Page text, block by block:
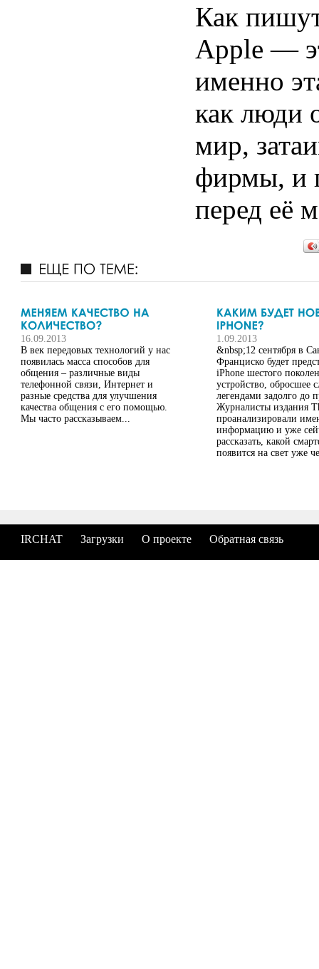
Как
Apple —
именно
как люди
мир,
фирмы, и
перед её
16.09.2013
В век передовых технологий у нас
появилась масса способов для
общения – различные виды
телефонной связи, Интернет и
разные средства для улучшения
качества общения с его помощью.
Мы часто рассказываем...
1.09.2013
&nbsp;12 сентября в
Франциско будет
iPhone шестого
устройство, обросшее
легендами задолго до
Журналисты издания
проанализировали
информацию и уже
рассказать, какой
появится на свет уже
IRCHAT Загрузки О проекте Обратная связь